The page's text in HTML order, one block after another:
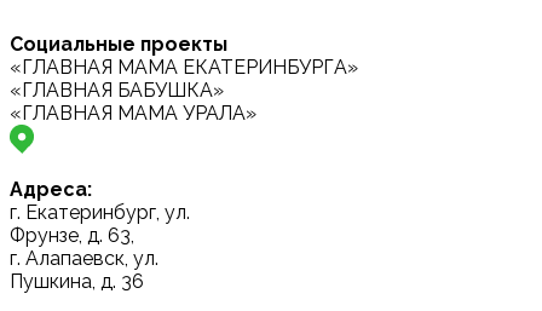
Социальные проекты
«ГЛАВНАЯ МАМА ЕКАТЕРИНБУРГА»
«ГЛАВНАЯ БАБУШКА»
«ГЛАВНАЯ МАМА УРАЛА»
Адреса:
г. Екатеринбург, ул.
Фрунзе, д. 63,
г. Алапаевск, ул.
Пушкина, д. 36